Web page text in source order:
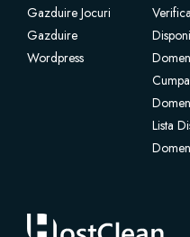
Certificate SSL
Professional Email
Gazduire Jocuri
Gazduire
Wordpress
Verifica
Lista